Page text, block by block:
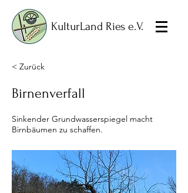
KulturLand Ries e.V.
< Zurück
Birnenverfall
Sinkender Grundwasserspiegel macht
Birnbäumen zu schaffen.